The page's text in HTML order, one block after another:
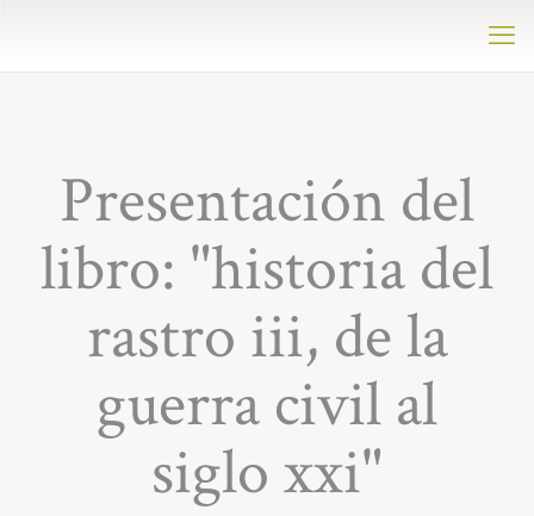
Presentación del
libro: "historia del
rastro iii, de la
guerra civil al
siglo xxi"